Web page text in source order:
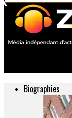
Biographies